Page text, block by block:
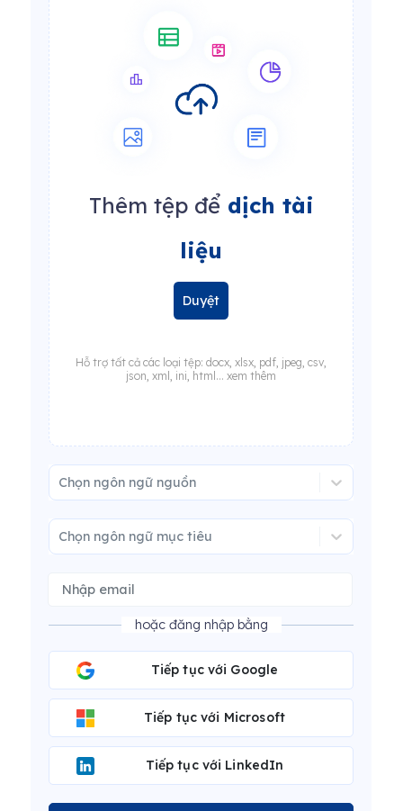
Thêm tệp đểdịch tài
liệu
Duyệt
Hỗ trợ tất cả các loại tệp: docx, xlsx, pdf, jpeg, csv,
json, xml, ini, html... xem thêm
Chọn ngôn ngữ nguồn
Chọn ngôn ngữ mục tiêu
hoặc đăng nhập bằng
Tiếp tục với Google
Tiếp tục với Microsoft
Tiếp tục với LinkedIn